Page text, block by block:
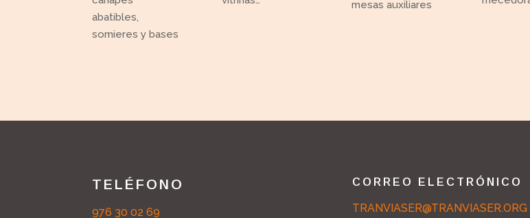
abatibles,
somieres y bases
mesas auxiliares
TELÉFONO
976 30 02 69
CORREO ELECTRÓNICO
TRANVIASER@TRANVIASER.ORG